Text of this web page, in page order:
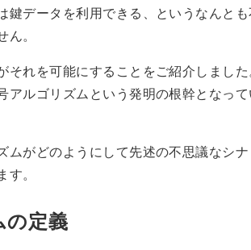
鍵データを利用できる、というなんと
。
それを可能にすることをご紹介しまし
アルゴリズムという発明の根幹となっ
ムがどのようにして先述の不思議なシ
。
の定義